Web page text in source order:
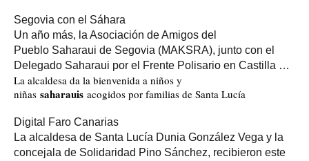
Segovia con el Sáhara
Un año más, la Asociación de Amigos del
Pueblo Saharaui de Segovia (MAKSRA), junto con el
Delegado Saharaui por el Frente Polisario en Castilla …
La alcaldesa da la bienvenida a niños y
niñas saharauis acogidos por familias de Santa Lucía
Digital Faro Canarias
La alcaldesa de Santa Lucía Dunia González Vega y la
concejala de Solidaridad Pino Sánchez, recibieron este